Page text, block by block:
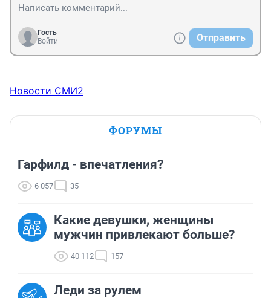
Гость
Войти
Отправить
Новости СМИ2
ФОРУМЫ
Гарфилд - впечатления?
6 057 35
Какие девушки, женщины
мужчин привлекают больше?
40 112 157
Леди за рулем